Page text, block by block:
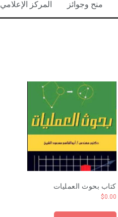
المركز الإعلامي منح وجوائز
كتاب بحوث العمليات
$0.00